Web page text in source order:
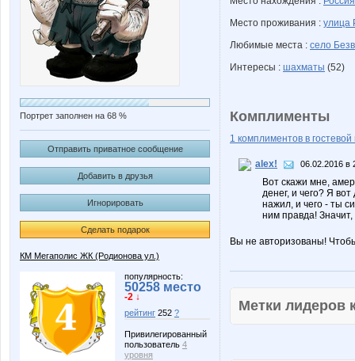
Портрет заполнен на 68 %
Отправить приватное сообщение
Добавить в друзья
Игнорировать
Сделать подарок
КМ Мегаполис ЖК (Родионова ул.)
популярность:
50258 место
-2 ↓
рейтинг 252 ?
Привилегированный
пользователь 4
уровня
Место проживания : улица
Любимые места : село
Интересы : шахматы (52)
Комплименты
1 комплиментов в гостевой
alex! 06.02.2016 в
Вот скажи мне,
денег, и чего? Я
нажил, и чего - ты
ним правда!
Вы не авторизованы!
Метки